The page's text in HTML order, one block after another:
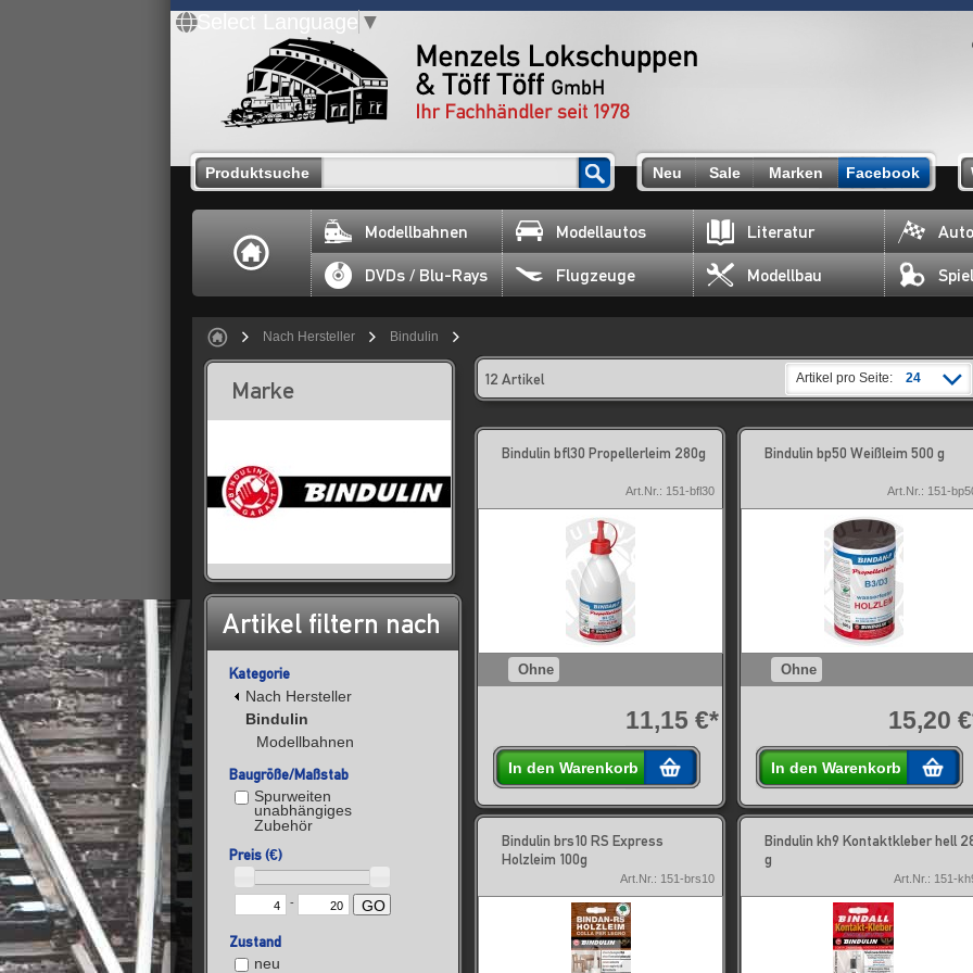
Select Language ▼
Produktsuche Neu Sale Marken Facebook
Modellbahnen Modellautos Literatur
DVDs / Blu-Rays Flugzeuge Modellbau
Nach Hersteller Bindulin
Marke
Artikel filtern nach
Kategorie
Nach Hersteller
Bindulin
Modellbahnen
Baugröße/Maßstab
Spurweiten
unabhängiges
Zubehör
Preis (€)
- GO
Zustand
neu
12 Artikel Artikel pro Seite: 24
Bindulin bfl30 Propellerleim 280g
Art.Nr.: 151-bfl30
Ohne
11,15 €*
In den Warenkorb
Bindulin bp50 Weißleim 500 g
Art.Nr.: 151-
Ohne
15,20
In den Warenkorb
Bindulin brs10 RS Express
Holzleim 100g
Art.Nr.: 151-brs10
Bindulin kh9 Kontaktkleber hell
g
Art.Nr.: 151-